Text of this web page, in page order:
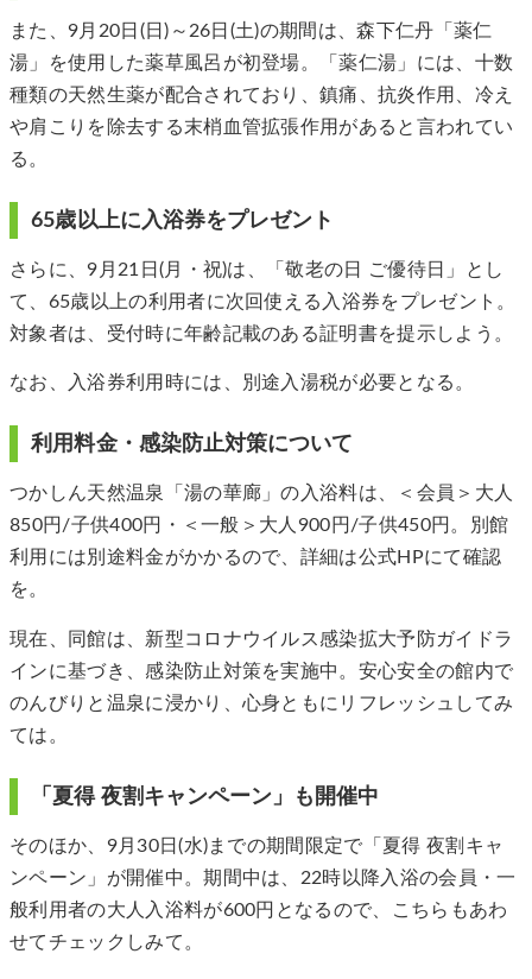
また、9月20日(日)～26日(土)の期間は、森下仁丹「薬仁
湯」を使用した薬草風呂が初登場。「薬仁湯」には、十数
種類の天然生薬が配合されており、鎮痛、抗炎作用、冷え
や肩こりを除去する末梢血管拡張作用があると言われてい
る。
65歳以上に入浴券をプレゼント
さらに、9月21日(月・祝)は、「敬老の日 ご優待日」とし
て、65歳以上の利用者に次回使える入浴券をプレゼント。
対象者は、受付時に年齢記載のある証明書を提示しよう。
なお、入浴券利用時には、別途入湯税が必要となる。
利用料金・感染防止対策について
つかしん天然温泉「湯の華廊」の入浴料は、＜会員＞大人
850円/子供400円・＜一般＞大人900円/子供450円。別館
利用には別途料金がかかるので、詳細は公式HPにて確認
を。
現在、同館は、新型コロナウイルス感染拡大予防ガイドラ
インに基づき、感染防止対策を実施中。安心安全の館内で
のんびりと温泉に浸かり、心身ともにリフレッシュしてみ
ては。
「夏得 夜割キャンペーン」も開催中
そのほか、9月30日(水)までの期間限定で「夏得 夜割キャ
ンペーン」が開催中。期間中は、22時以降入浴の会員・一
般利用者の大人入浴料が600円となるので、こちらもあわ
せてチェックしみて。